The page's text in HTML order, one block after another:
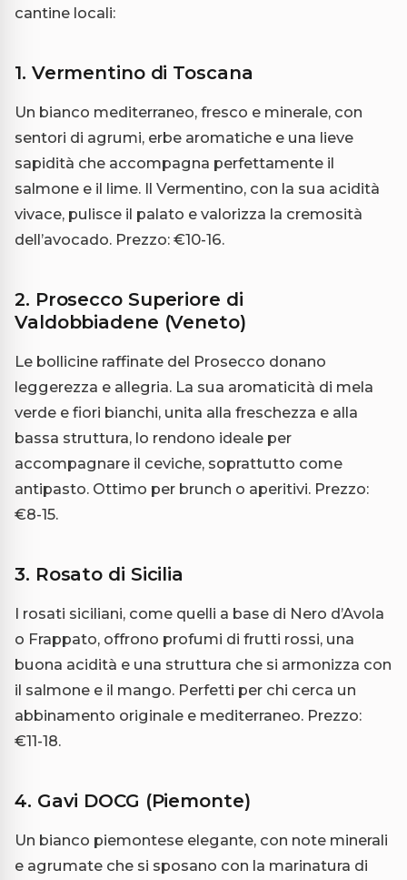
cantine locali:
1. Vermentino di Toscana
Un bianco mediterraneo, fresco e minerale, con
sentori di agrumi, erbe aromatiche e una lieve
sapidità che accompagna perfettamente il
salmone e il lime. Il Vermentino, con la sua acidità
vivace, pulisce il palato e valorizza la cremosità
dell’avocado. Prezzo: €10-16.
2. Prosecco Superiore di
Valdobbiadene (Veneto)
Le bollicine raffinate del Prosecco donano
leggerezza e allegria. La sua aromaticità di mela
verde e fiori bianchi, unita alla freschezza e alla
bassa struttura, lo rendono ideale per
accompagnare il ceviche, soprattutto come
antipasto. Ottimo per brunch o aperitivi. Prezzo:
€8-15.
3. Rosato di Sicilia
I rosati siciliani, come quelli a base di Nero d’Avola
o Frappato, offrono profumi di frutti rossi, una
buona acidità e una struttura che si armonizza con
il salmone e il mango. Perfetti per chi cerca un
abbinamento originale e mediterraneo. Prezzo:
€11-18.
4. Gavi DOCG (Piemonte)
Un bianco piemontese elegante, con note minerali
e agrumate che si sposano con la marinatura di